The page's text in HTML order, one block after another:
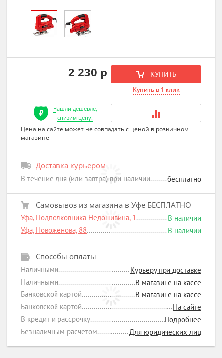
2 230 р КУПИТЬ
Купить в 1 клик
Нашли дешевле,
снизим цену!
Цена на сайте может не совпадать с ценой в розничном
магазине
Доставка курьером
В течение дня (или завтра) при наличии бесплатно
Самовывоз из магазина в Уфе БЕСПЛАТНО
Уфа, Подполковника Недошивина, 1
В наличии
Уфа, Новоженова, 88
В наличии
Способы оплаты
Наличными
Курьеру при доставке
Наличными
В магазине на кассе
Банковской картой
В магазине на кассе
Банковской картой
На сайте
В кредит и рассрочку
Подробнее
Безналичным расчетом
Для юридических лиц